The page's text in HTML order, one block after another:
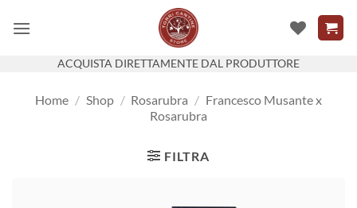
ACQUISTA DIRETTAMENTE DAL PRODUTTORE
Home / Shop / Rosarubra / Francesco Musante x
Rosarubra
FILTRA